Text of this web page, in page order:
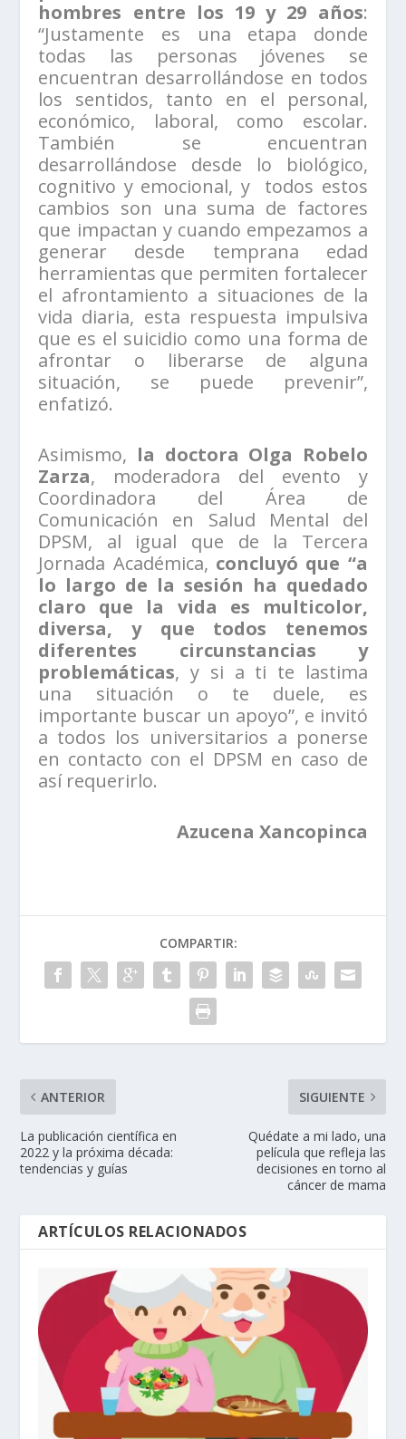
hombres entre los 19 y 29 años:
“Justamente es una etapa donde
todas las personas jóvenes se
encuentran desarrollándose en todos
los sentidos, tanto en el personal,
económico, laboral, como escolar.
También se encuentran
desarrollándose desde lo biológico,
cognitivo y emocional, y todos estos
cambios son una suma de factores
que impactan y cuando empezamos a
generar desde temprana edad
herramientas que permiten fortalecer
el afrontamiento a situaciones de la
vida diaria, esta respuesta impulsiva
que es el suicidio como una forma de
afrontar o liberarse de alguna
situación, se puede prevenir”,
enfatizó.
Asimismo, la doctora Olga Robelo
Zarza, moderadora del evento y
Coordinadora del Área de
Comunicación en Salud Mental del
DPSM, al igual que de la Tercera
Jornada Académica, concluyó que “a
lo largo de la sesión ha quedado
claro que la vida es multicolor,
diversa, y que todos tenemos
diferentes circunstancias y
problemáticas, y si a ti te lastima
una situación o te duele, es
importante buscar un apoyo”, e invitó
a todos los universitarios a ponerse
en contacto con el DPSM en caso de
así requerirlo.
Azucena Xancopinca
COMPARTIR:
ANTERIOR
La publicación científica en
2022 y la próxima década:
tendencias y guías
SIGUIENTE
Quédate a mi lado, una
película que refleja las
decisiones en torno al
cáncer de mama
ARTÍCULOS RELACIONADOS